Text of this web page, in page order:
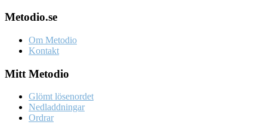
Metodio.se
Om Metodio
Kontakt
Mitt Metodio
Glömt lösenordet
Nedladdningar
Ordrar